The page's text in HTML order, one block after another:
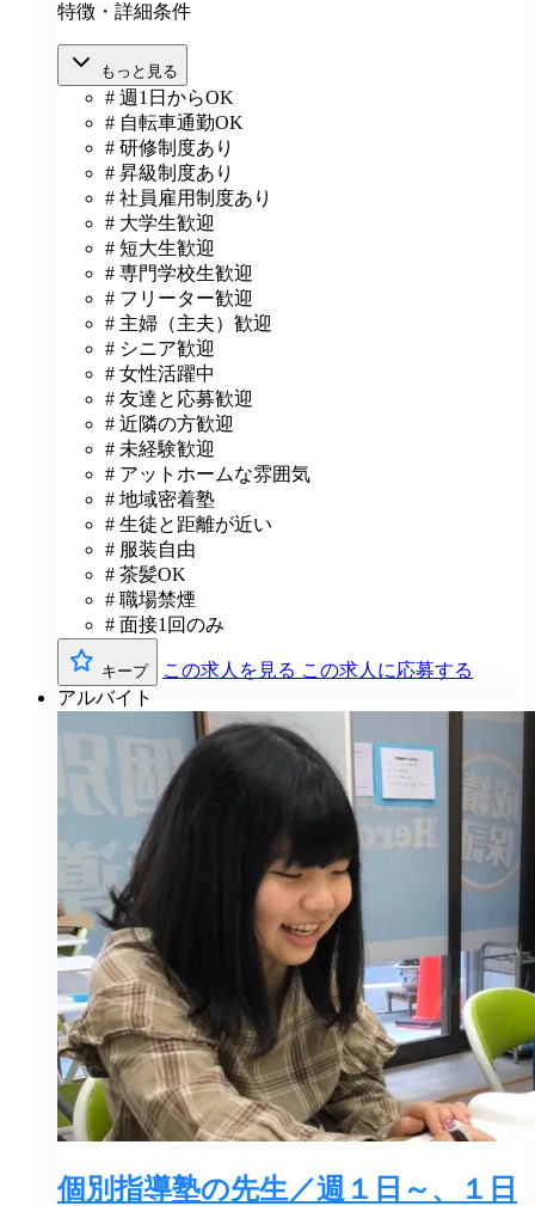
特徴・詳細条件
もっと見る
# 週1日からOK
# 自転車通勤OK
# 研修制度あり
# 昇級制度あり
# 社員雇用制度あり
# 大学生歓迎
# 短大生歓迎
# 専門学校生歓迎
# フリーター歓迎
# 主婦（主夫）歓迎
# シニア歓迎
# 女性活躍中
# 友達と応募歓迎
# 近隣の方歓迎
# 未経験歓迎
# アットホームな雰囲気
# 地域密着塾
# 生徒と距離が近い
# 服装自由
# 茶髪OK
# 職場禁煙
# 面接1回のみ
キープ この求人を見る この求人に応募する
アルバイト
個別指導塾の先生／週１日～、１日